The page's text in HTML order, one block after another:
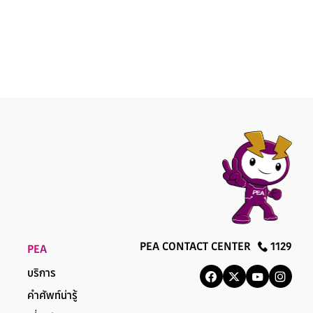
PEA
บริการ
คำศัพท์น่ารู้
PEA CONTACT CENTER 1129